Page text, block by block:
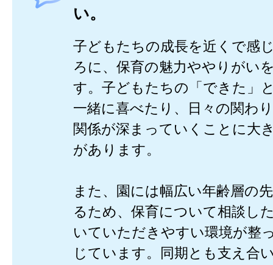
い。
子どもたちの成長を近くで感
ろに、保育の魅力ややりがい
す。子どもたちの「できた」
一緒に喜べたり、日々の関わ
関係が深まっていくことに大
があります。
また、園には幅広い年齢層の
るため、保育について相談し
いていただきやすい環境が整
じています。同期とも支え合